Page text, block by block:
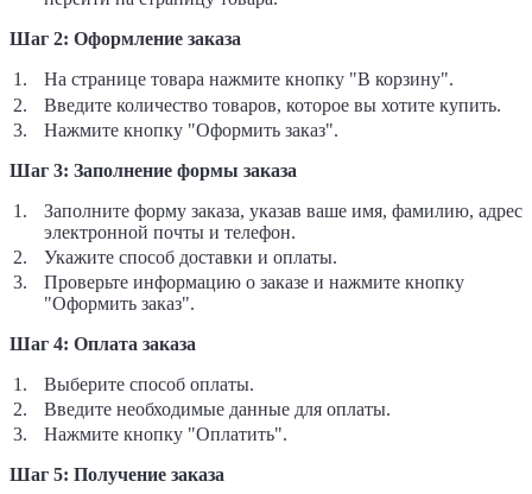
Шаг 2: Оформление заказа
На странице товара нажмите кнопку "В корзину".
Введите количество товаров, которое вы хотите купить.
Нажмите кнопку "Оформить заказ".
Шаг 3: Заполнение формы заказа
Заполните форму заказа, указав ваше имя, фамилию, адрес
электронной почты и телефон.
Укажите способ доставки и оплаты.
Проверьте информацию о заказе и нажмите кнопку
"Оформить заказ".
Шаг 4: Оплата заказа
Выберите способ оплаты.
Введите необходимые данные для оплаты.
Нажмите кнопку "Оплатить".
Шаг 5: Получение заказа